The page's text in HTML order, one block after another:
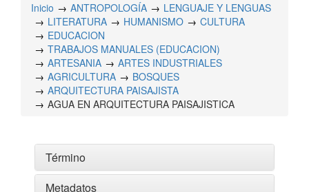
Inicio ANTROPOLOGÍA
LENGUAJE Y LENGUAS
LITERATURA
HUMANISMO
CULTURA
EDUCACION
TRABAJOS MANUALES (EDUCACION)
ARTESANIA
ARTES INDUSTRIALES
AGRICULTURA
BOSQUES
ARQUITECTURA PAISAJISTA
AGUA EN ARQUITECTURA PAISAJISTICA
Término
Metadatos